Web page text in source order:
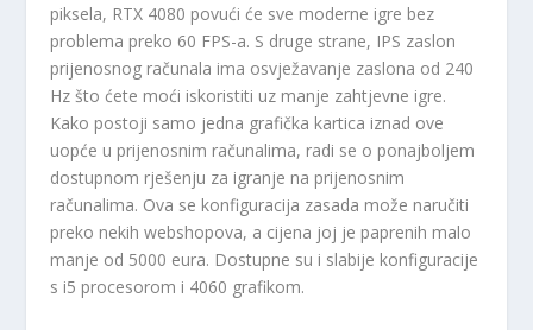
piksela, RTX 4080 povući će sve moderne igre bez
problema preko 60 FPS-a. S druge strane, IPS zaslon
prijenosnog računala ima osvježavanje zaslona od 240
Hz što ćete moći iskoristiti uz manje zahtjevne igre.
Kako postoji samo jedna grafička kartica iznad ove
uopće u prijenosnim računalima, radi se o ponajboljem
dostupnom rješenju za igranje na prijenosnim
računalima. Ova se konfiguracija zasada može naručiti
preko nekih webshopova, a cijena joj je paprenih malo
manje od 5000 eura. Dostupne su i slabije konfiguracije
s i5 procesorom i 4060 grafikom.